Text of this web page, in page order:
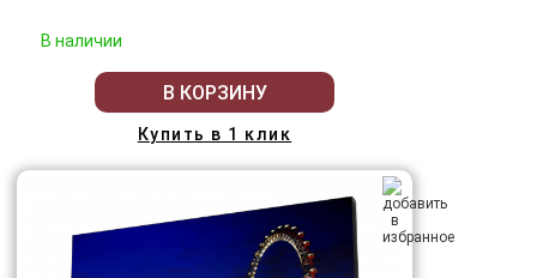
В наличии
В КОРЗИНУ
Купить в 1 клик